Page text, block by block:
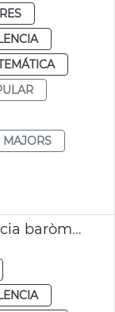
MAJORS
Universitat Popular de València baròmetre municipal